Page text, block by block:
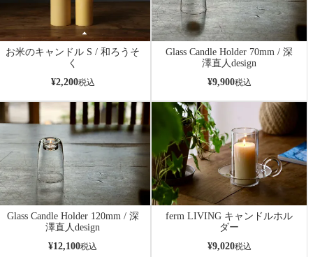
お米のキャンドル S / 和ろうそ
く
¥2,200税込
Glass Candle Holder 70mm / 深
澤直人design
¥9,900税込
Glass Candle Holder 120mm / 深
澤直人design
¥12,100税込
ferm LIVING キャンドルホル
ダー
¥9,020税込